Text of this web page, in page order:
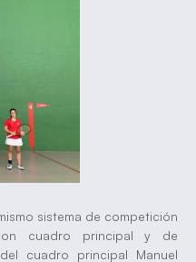
sistema de competición
cuadro principal y de
cuadro principal Manuel